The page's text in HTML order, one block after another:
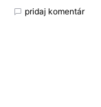
pridaj komentár